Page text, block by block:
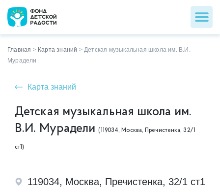
Главная > Карта знаний >Детская музыкальная школа им. В.И.
Мурадели
Карта знаний
Детская музыкальная школа им.
В.И. Мурадели(119034, Москва, Пречистенка, 32/1
ст1)
119034, Москва, Пречистенка, 32/1 ст1